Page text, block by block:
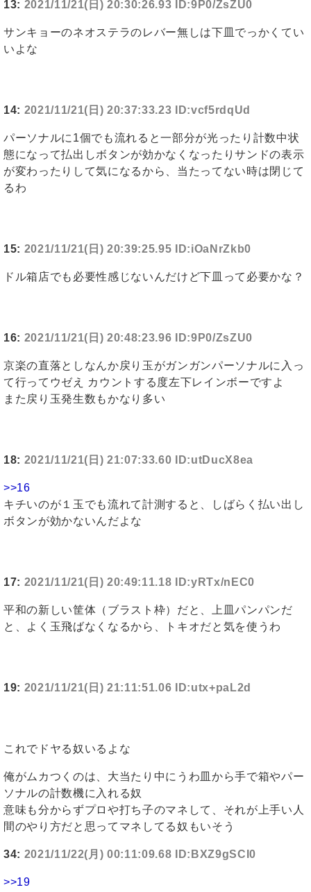
13: 2021/11/21(日) 20:30:26.93 ID:9P0/ZsZU0
サンキョーのネオステラのレバー無しは下皿でっかくてい
いよな
14: 2021/11/21(日) 20:37:33.23 ID:vcf5rdqUd
パーソナルに1個でも流れると一部分が光ったり計数中状
態になって払出しボタンが効かなくなったりサンドの表示
が変わったりして気になるから、当たってない時は閉じて
るわ
15: 2021/11/21(日) 20:39:25.95 ID:iOaNrZkb0
ドル箱店でも必要性感じないんだけど下皿って必要かな？
16: 2021/11/21(日) 20:48:23.96 ID:9P0/ZsZU0
京楽の直落としなんか戻り玉がガンガンパーソナルに入っ
て行ってウゼえ カウントする度左下レインボーですよ
また戻り玉発生数もかなり多い
18: 2021/11/21(日) 21:07:33.60 ID:utDucX8ea
>>16
キチいのが１玉でも流れて計測すると、しばらく払い出し
ボタンが効かないんだよな
17: 2021/11/21(日) 20:49:11.18 ID:yRTx/nEC0
平和の新しい筐体（ブラスト枠）だと、上皿パンパンだ
と、よく玉飛ばなくなるから、トキオだと気を使うわ
19: 2021/11/21(日) 21:11:51.06 ID:utx+paL2d
これでドヤる奴いるよな
俺がムカつくのは、大当たり中にうわ皿から手で箱やパー
ソナルの計数機に入れる奴
意味も分からずプロや打ち子のマネして、それが上手い人
間のやり方だと思ってマネしてる奴もいそう
34: 2021/11/22(月) 00:11:09.68 ID:BXZ9gSCI0
>>19